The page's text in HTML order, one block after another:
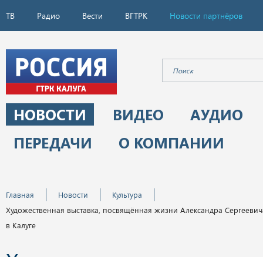
ТВ Радио Вести ВГТРК Новости партнёров
НОВОСТИ ВИДЕО
АУДИО
ПЕРЕДАЧИ
О КОМПАНИИ
Главная Новости
Культура
Художественная выставка, посвящённая жизни Александра
в Калуге